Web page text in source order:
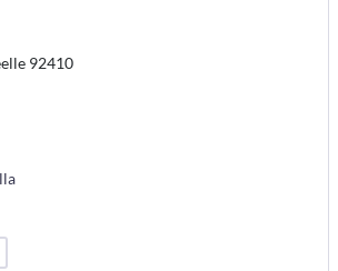
92410